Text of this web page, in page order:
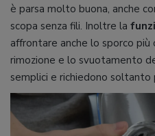
è parsa molto buona, anche
scopa senza fili. Inoltre la
affrontare anche lo sporco
rimozione e lo svuotamento
semplici e richiedono soltanto